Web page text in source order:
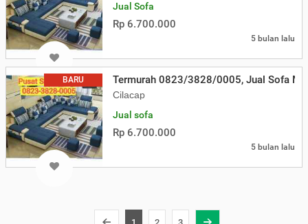
Jual Sofa
Rp 6.700.000
5 bulan lalu
BARU Termurah 0823/3828/0005, Jual Sofa
Cilacap
Jual sofa
Rp 6.700.000
5 bulan lalu